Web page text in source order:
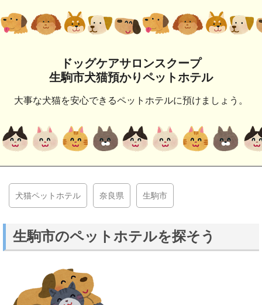
ドッグケアサロンスクープ
生駒市犬猫預かりペットホテル
大事な犬猫を安心できるペットホテルに預けましょう。
犬猫ペットホテル 奈良県 生駒市
生駒市のペットホテルを探そう